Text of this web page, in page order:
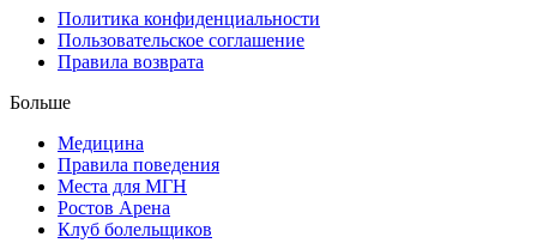
Политика конфиденциальности
Пользовательское соглашение
Правила возврата
Больше
Медицина
Правила поведения
Места для МГН
Ростов Арена
Клуб болельщиков